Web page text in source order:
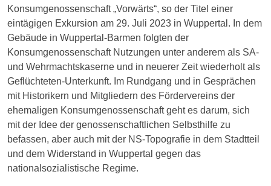
Konsumgenossenschaft „Vorwärts“, so der Titel einer
eintägigen Exkursion am 29. Juli 2023 in Wuppertal. In dem
Gebäude in Wuppertal-Barmen folgten der
Konsumgenossenschaft Nutzungen unter anderem als SA-
und Wehrmachtskaserne und in neuerer Zeit wiederholt als
Geflüchteten-Unterkunft. Im Rundgang und in Gesprächen
mit Historikern und Mitgliedern des Fördervereins der
ehemaligen Konsumgenossenschaft geht es darum, sich
mit der Idee der genossenschaftlichen Selbsthilfe zu
befassen, aber auch mit der NS-Topografie in dem Stadtteil
und dem Widerstand in Wuppertal gegen das
nationalsozialistische Regime.